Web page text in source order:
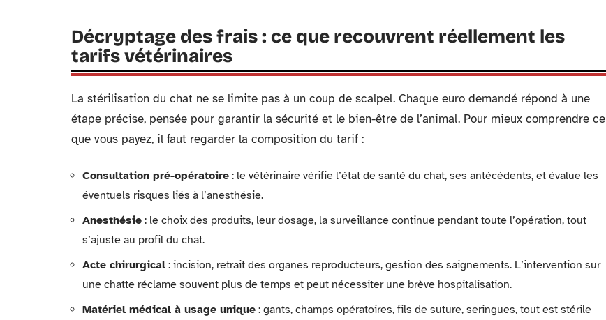
Décryptage des frais : ce que recouvrent réellement les
tarifs vétérinaires
La stérilisation du chat ne se limite pas à un coup de scalpel. Chaque euro demandé répond à une
étape précise, pensée pour garantir la sécurité et le bien-être de l’animal. Pour mieux comprendre ce
que vous payez, il faut regarder la composition du tarif :
Consultation pré-opératoire : le vétérinaire vérifie l’état de santé du chat, ses antécédents, et évalue les
éventuels risques liés à l’anesthésie.
Anesthésie : le choix des produits, leur dosage, la surveillance continue pendant toute l’opération, tout
s’ajuste au profil du chat.
Acte chirurgical : incision, retrait des organes reproducteurs, gestion des saignements. L’intervention sur
une chatte réclame souvent plus de temps et peut nécessiter une brève hospitalisation.
Matériel médical à usage unique : gants, champs opératoires, fils de suture, seringues, tout est stérile